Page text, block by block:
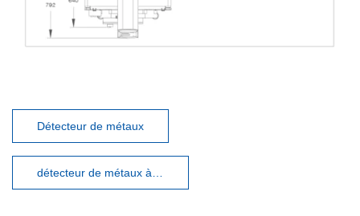
Détecteur de métaux